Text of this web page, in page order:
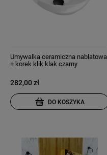
Umywalka ceramiczna nablatowa
+ korek klik klak czarny
282,00 zł
DO KOSZYKA